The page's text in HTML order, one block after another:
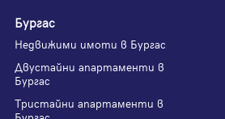
Бургас
Недвижими имоти в Бургас
Двустайни апартаменти в
Бургас
Тристайни апартаменти в